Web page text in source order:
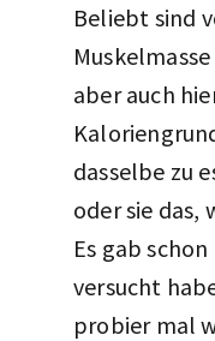
Beliebt sind
aber auch
dasselbe zu
oder sie das,
Es gab
versucht
probier mal